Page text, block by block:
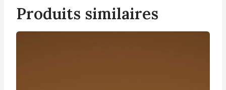
Produits similaires